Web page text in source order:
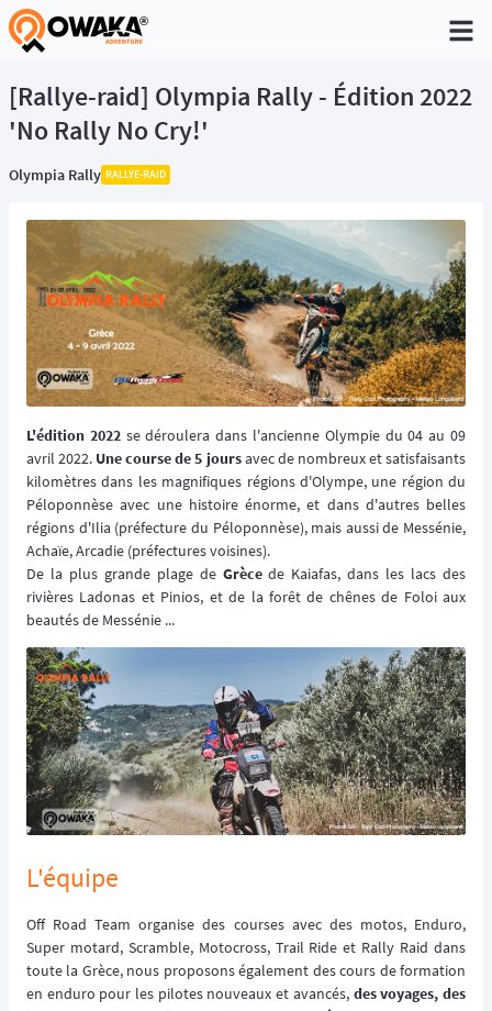
®
[Rallye-raid] Olympia Rally - Édition 2022
'No Rally No Cry!'
Olympia Rally RALLYE-RAID
L'édition 2022se déroulera dans l'ancienne Olympie du 04 au 09
avril 2022. Une course de 5 joursavec de nombreux et satisfaisants
kilomètres dans les magnifiques régions d'Olympe, une région du
Péloponnèse avec une histoire énorme, et dans d'autres belles
régions d'Ilia (préfecture du Péloponnèse), mais aussi de Messénie,
Achaïe, Arcadie (préfectures voisines).
De la plus grande plage de Grècede Kaiafas, dans les lacs des
rivières Ladonas et Pinios, et de la forêt de chênes de Foloi aux
beautés de Messénie ...
L'équipe
Off Road Team organise des courses avec des motos, Enduro,
Super motard, Scramble, Motocross, Trail Ride et Rally Raid dans
toute la Grèce, nous proposons également des cours de formation
en enduro pour les pilotes nouveaux et avancés, des voyages, des